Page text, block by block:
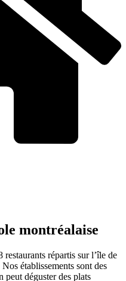
montréalaise
restaurants répartis sur l’île de
établissements sont des
peut déguster des plats